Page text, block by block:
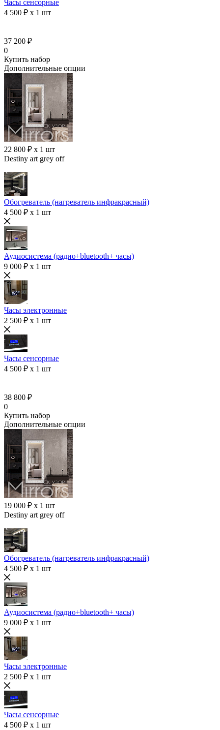
Часы сенсорные
4 500 ₽ x 1 шт
37 200 ₽
0
Купить набор
Дополнительные опции
22 800 ₽ x 1 шт
Destiny art grey off
Обогреватель (нагреватель инфракрасный)
4 500 ₽ x 1 шт
Аудиосистема (радио+bluetooth+ часы)
9 000 ₽ x 1 шт
Часы электронные
2 500 ₽ x 1 шт
Часы сенсорные
4 500 ₽ x 1 шт
38 800 ₽
0
Купить набор
Дополнительные опции
19 000 ₽ x 1 шт
Destiny art grey off
Обогреватель (нагреватель инфракрасный)
4 500 ₽ x 1 шт
Аудиосистема (радио+bluetooth+ часы)
9 000 ₽ x 1 шт
Часы электронные
2 500 ₽ x 1 шт
Часы сенсорные
4 500 ₽ x 1 шт